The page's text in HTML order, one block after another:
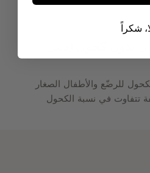
بدون كحول (دليل
للرضّع والأطفال الصغار
تتفاوت في نسبة الكحول
شكراً